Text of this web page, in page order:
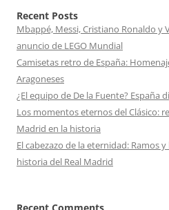
Recent Posts
Mbappé, Messi, Cristiano Ronaldo y
anuncio de LEGO Mundial
Camisetas retro de España:
Aragoneses
¿El equipo de De la Fuente? España
Los momentos eternos del Clásico:
Madrid en la historia
El cabezazo de la eternidad: Ramos
historia del Real Madrid